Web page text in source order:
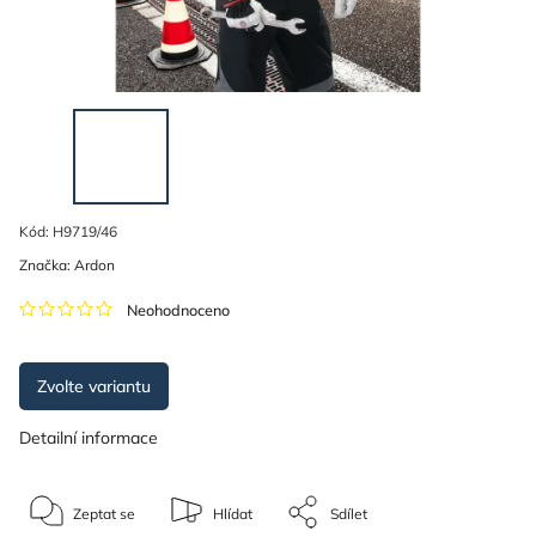
Kód: H9719/46
Neohodnoceno
Značka: Ardon
Zvolte variantu
Detailní informace
Zeptat se Hlídat Sdílet